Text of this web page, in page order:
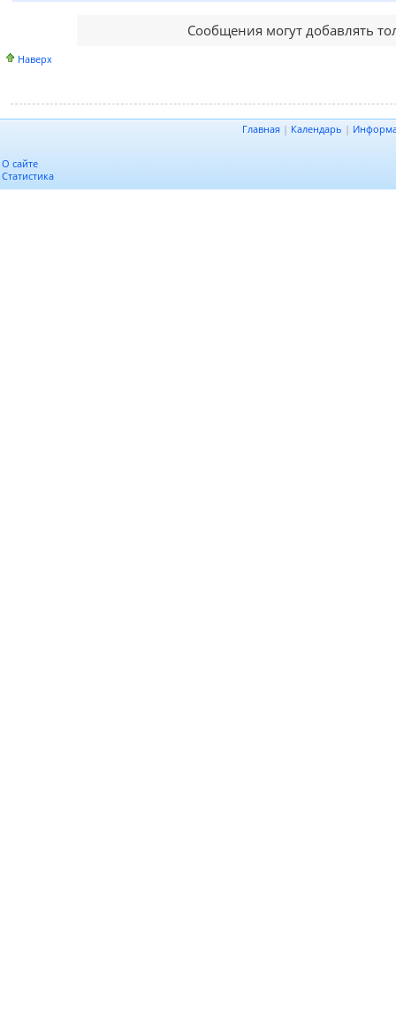
Сообщения могут добавлять
Наверх
Главная | Календарь |
О сайте
Статистика